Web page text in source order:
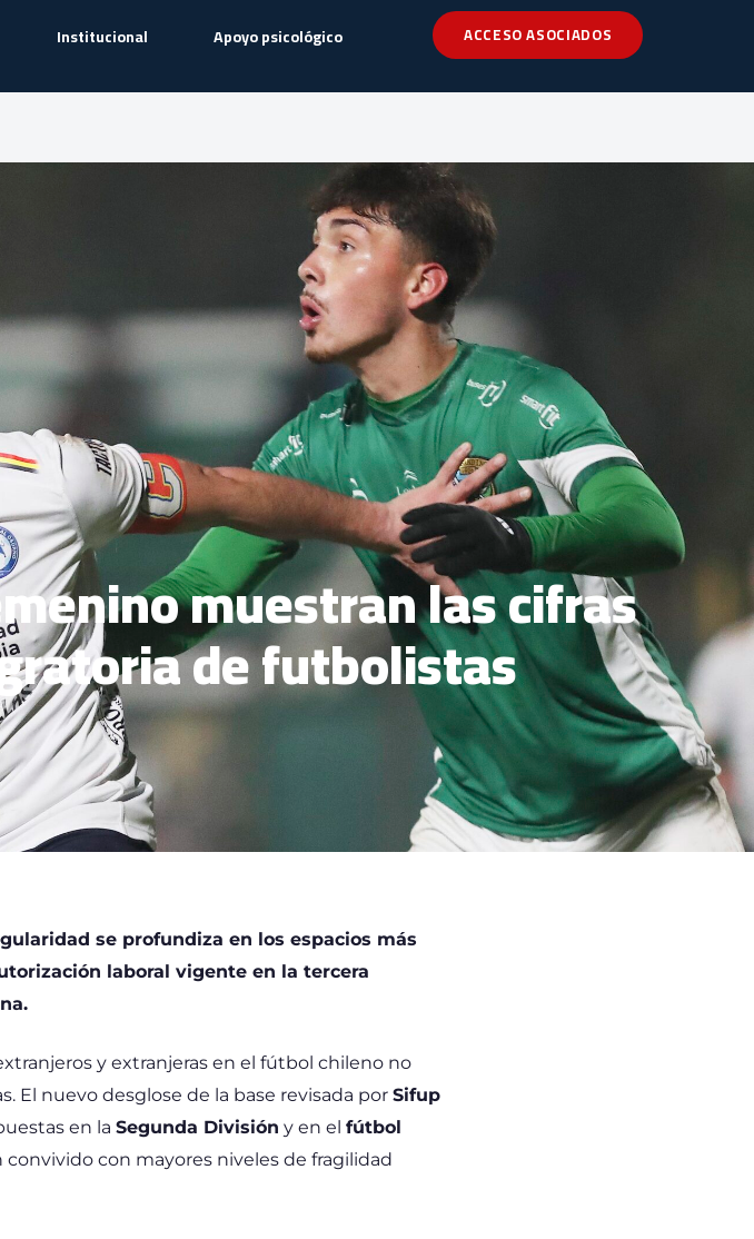
Institucional Apoyo psicológico ACCESO ASOCIADOS
muestran las cifras
de futbolistas
se profundiza en los espacios más
laboral vigente en la tercera
y extranjeras en el fútbol chileno no
El nuevo desglose de la base revisada por Sifup
en la Segunda División y en el fútbol
con mayores niveles de fragilidad